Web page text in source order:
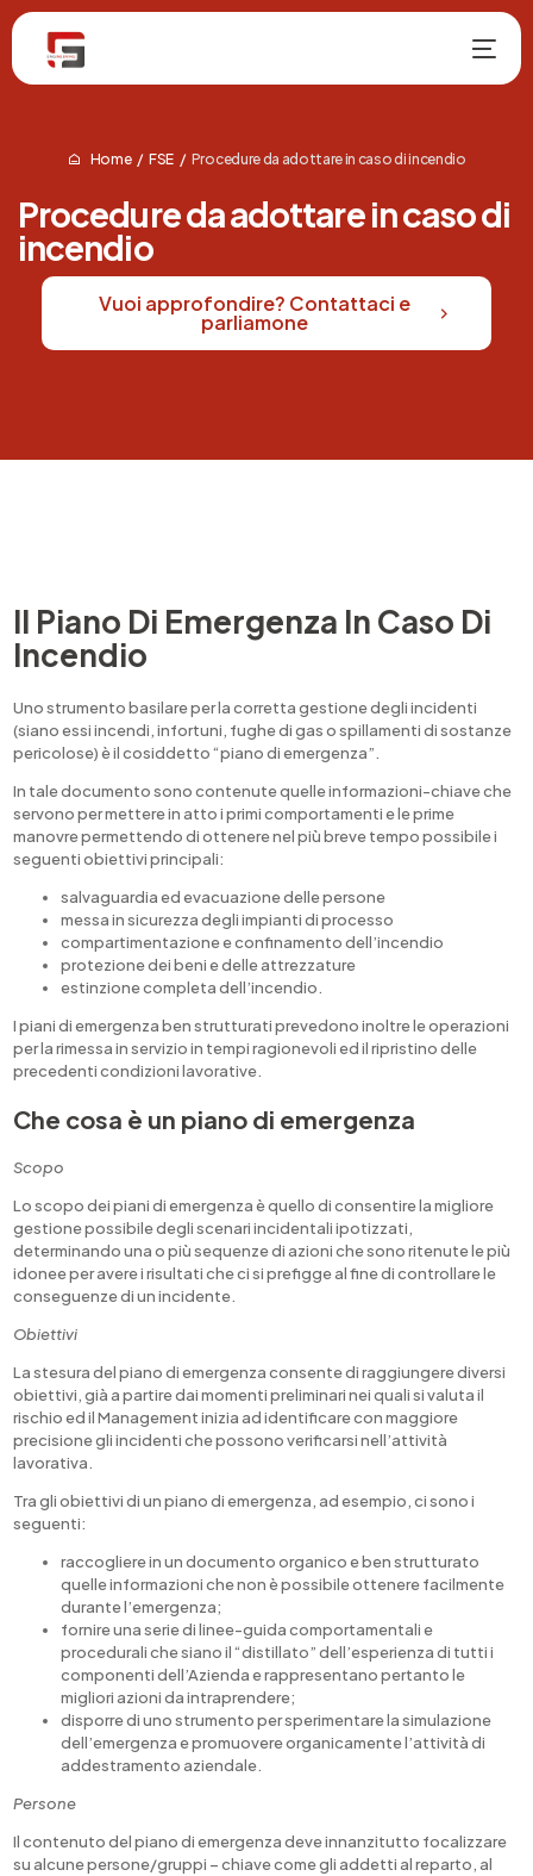
Home FSE Procedure da adottare in caso di incendio
Procedure da adottare in caso di
incendio
Vuoi approfondire? Contattaci e
parliamone
Il Piano Di Emergenza In Caso Di
Incendio
Uno strumento basilare per la corretta gestione degli incidenti
(siano essi incendi, infortuni, fughe di gas o spillamenti di sostanze
pericolose) è il cosiddetto “piano di emergenza”.
In tale documento sono contenute quelle informazioni-chiave che
servono per mettere in atto i primi comportamenti e le prime
manovre permettendo di ottenere nel più breve tempo possibile i
seguenti obiettivi principali:
salvaguardia ed evacuazione delle persone
messa in sicurezza degli impianti di processo
compartimentazione e confinamento dell’incendio
protezione dei beni e delle attrezzature
estinzione completa dell’incendio.
I piani di emergenza ben strutturati prevedono inoltre le operazioni
per la rimessa in servizio in tempi ragionevoli ed il ripristino delle
precedenti condizioni lavorative.
Che cosa è un piano di emergenza
Scopo
Lo scopo dei piani di emergenza è quello di consentire la migliore
gestione possibile degli scenari incidentali ipotizzati,
determinando una o più sequenze di azioni che sono ritenute le più
idonee per avere i risultati che ci si prefigge al fine di controllare le
conseguenze di un incidente.
Obiettivi
La stesura del piano di emergenza consente di raggiungere diversi
obiettivi, già a partire dai momenti preliminari nei quali si valuta il
rischio ed il Management inizia ad identificare con maggiore
precisione gli incidenti che possono verificarsi nell’attività
lavorativa.
Tra gli obiettivi di un piano di emergenza, ad esempio, ci sono i
seguenti:
raccogliere in un documento organico e ben strutturato
quelle informazioni che non è possibile ottenere facilmente
durante l’emergenza;
fornire una serie di linee-guida comportamentali e
procedurali che siano il “distillato” dell’espe­rienza di tutti i
componenti dell’Azienda e rappresentano pertanto le
migliori azioni da intraprendere;
disporre di uno strumento per sperimentare la simulazione
dell’emergenza e promuovere organicamente l’attività di
addestramento aziendale.
Persone
Il contenuto del piano di emergenza deve innanzitutto focalizzare
su alcune persone/gruppi – chiave come gli addetti al reparto, al
NUOVO